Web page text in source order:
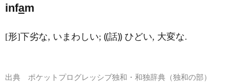
infam
[形]下劣な, いまわしい; ⸨話⸩ ひどい, 大変な.
出典 ポケットプログレッシブ独和・和独辞典（独和の部）